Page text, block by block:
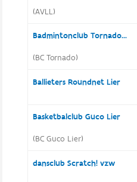
(AVLL)
Badmintonclub Tornado Lier
(BC Tornado)
Ballieters Roundnet Lier
Basketbalclub Guco Lier
(BC Guco Lier)
dansclub Scratch! vzw